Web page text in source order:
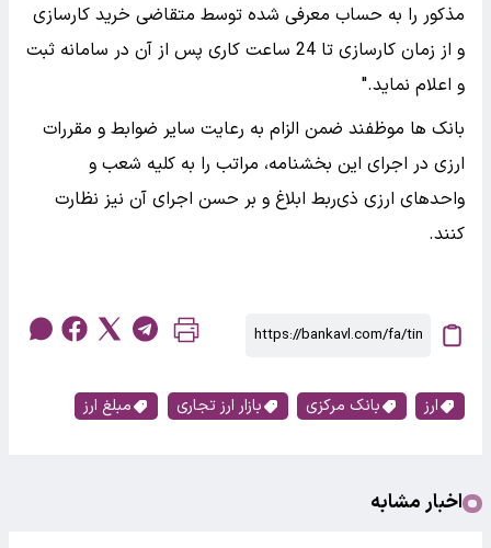
مذکور را به حساب معرفی شده توسط متقاضی خرید کارسازی
و از زمان کارسازی تا 24 ساعت کاری پس از آن در سامانه ثبت
و اعلام نماید."
بانک ها موظفند ضمن الزام به رعایت سایر ضوابط و مقررات
ارزی در اجرای این بخشنامه، مراتب را به کلیه شعب و
واحدهای ارزی ذی‌ربط ابلاغ و بر حسن اجرای آن نیز نظارت
کنند.
ارز بانک مرکزی بازار ارز تجاری مبلغ ارز
اخبار مشابه